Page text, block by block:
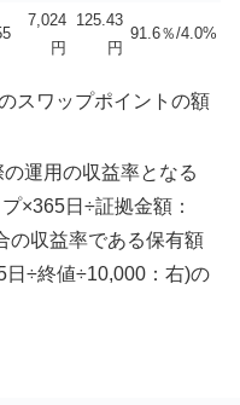
7,024
円
125.43
円
91.6％/4.0%
スワップポイントの額
運用の収益率となる
×365日÷証拠金額：
の収益率である保有額
÷終値÷10,000：右)の